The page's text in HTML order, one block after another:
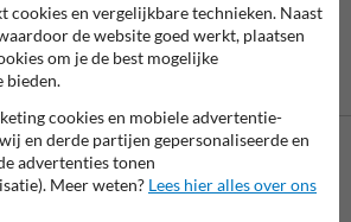
cookies en vergelijkbare technieken. Naast
de website goed werkt, plaatsen
om je de best mogelijke
bieden.
cookies en mobiele advertentie-
en derde partijen gepersonaliseerde en
advertenties tonen
Meer weten? Lees hier alles over ons